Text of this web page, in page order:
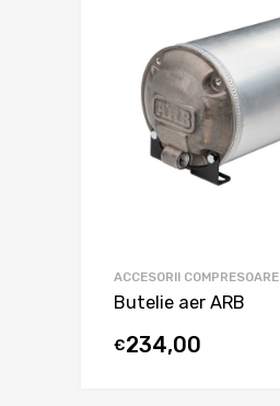
ACCESORII COMPRESOARE
Butelie aer ARB
€234,00